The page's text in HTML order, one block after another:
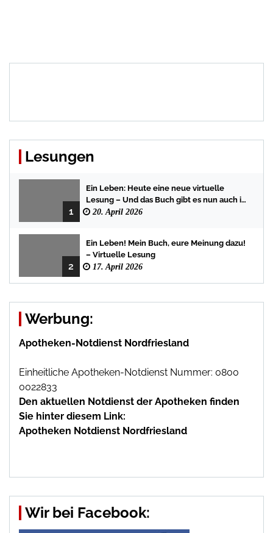
Lesungen
1
Ein Leben: Heute eine neue virtuelle
Lesung – Und das Buch gibt es nun auch in
der Bredstedter Stadtbuchhandlung
20. April 2026
2
Ein Leben! Mein Buch, eure Meinung dazu!
– Virtuelle Lesung
17. April 2026
Werbung:
Apotheken-Notdienst Nordfriesland
Einheitliche Apotheken-Notdienst Nummer: 0800
0022833
Den aktuellen Notdienst der Apotheken finden
Sie hinter diesem Link:
Apotheken Notdienst Nordfriesland
Wir bei Facebook: